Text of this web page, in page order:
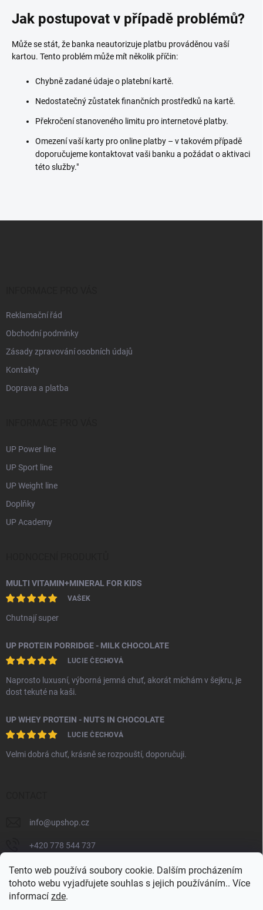
Tento web používá soubory cookie. Dalším procházením
tohoto webu vyjadřujete souhlas s jejich používáním.. Více
informací zde.
Jak postupovat v případě problémů?
Může se stát, že banka neautorizuje platbu prováděnou vaší
kartou. Tento problém může mít několik příčin:
Chybně zadané údaje o platební kartě.
Nedostatečný zůstatek finančních prostředků na kartě.
Překročení stanoveného limitu pro internetové platby.
Omezení vaší karty pro online platby – v takovém případě
doporučujeme kontaktovat vaši banku a požádat o aktivaci
této služby."
Reklamační řád
Obchodní podmínky
Zásady zpravování osobních údajů
Kontakty
Doprava a platba
UP Power line
UP Sport line
UP Weight line
Doplňky
UP Academy
MULTI VITAMIN+MINERAL FOR KIDS
VAŠEK
Chutnají super
UP PROTEIN PORRIDGE - MILK CHOCOLATE
LUCIE ČECHOVÁ
Naprosto luxusní, výborná jemná chuť, akorát míchám v šejkru, je
dost tekuté na kaši.
UP WHEY PROTEIN - NUTS IN CHOCOLATE
LUCIE ČECHOVÁ
Velmi dobrá chuť, krásně se rozpouští, doporučuji.
info@upshop.cz
+420 778 544 737
unlimited_performance_cz